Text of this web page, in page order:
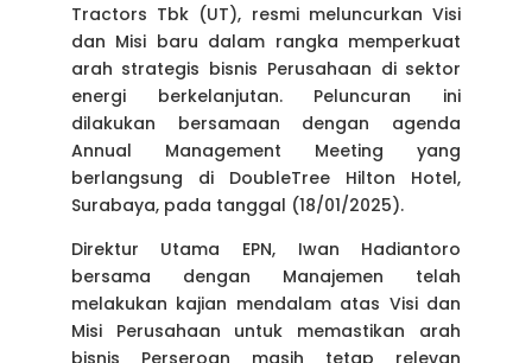
Tractors Tbk (UT), resmi meluncurkan Visi
dan Misi baru dalam rangka memperkuat
arah strategis bisnis Perusahaan di sektor
energi berkelanjutan. Peluncuran ini
dilakukan bersamaan dengan agenda
Annual Management Meeting yang
berlangsung di DoubleTree Hilton Hotel,
Surabaya, pada tanggal (18/01/2025).
Direktur Utama EPN, Iwan Hadiantoro
bersama dengan Manajemen telah
melakukan kajian mendalam atas Visi dan
Misi Perusahaan untuk memastikan arah
bisnis Perseroan masih tetap relevan